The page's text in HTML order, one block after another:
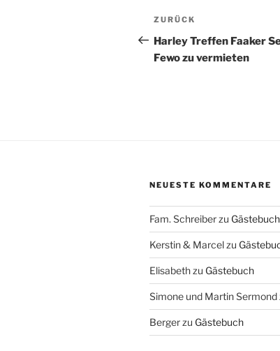
Vorheriger
Beitrag
ZURÜCK
Harley Treffen Faaker
Fewo zu vermieten
NEUESTE KOMMENTARE
Fam. Schreiber zu Gästebuch
Kerstin & Marcel zu
Elisabeth zu Gästebuch
Simone und Martin Sermond
Berger zu Gästebuch